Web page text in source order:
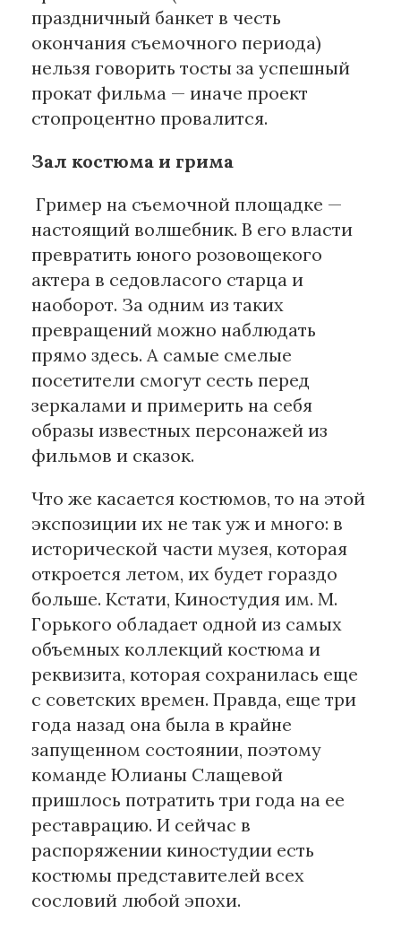
праздничный банкет в честь
окончания съемочного периода)
нельзя говорить тосты за успешный
прокат фильма — иначе проект
стопроцентно провалится.
Зал костюма и грима
Гример на съемочной площадке —
настоящий волшебник. В его власти
превратить юного розовощекого
актера в седовласого старца и
наоборот. За одним из таких
превращений можно наблюдать
прямо здесь. А самые смелые
посетители смогут сесть перед
зеркалами и примерить на себя
образы известных персонажей из
фильмов и сказок.
Что же касается костюмов, то на этой
экспозиции их не так уж и много: в
исторической части музея, которая
откроется летом, их будет гораздо
больше. Кстати, Киностудия им. М.
Горького обладает одной из самых
объемных коллекций костюма и
реквизита, которая сохранилась еще
с советских времен. Правда, еще три
года назад она была в крайне
запущенном состоянии, поэтому
команде Юлианы Слащевой
пришлось потратить три года на ее
реставрацию. И сейчас в
распоряжении киностудии есть
костюмы представителей всех
сословий любой эпохи.